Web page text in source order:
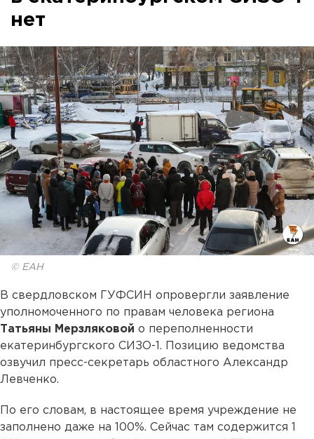
нет
© ЕАН
В свердловском ГУФСИН опровергли заявление
уполномоченного по правам человека региона
Татьяны Мерзляковой о переполненности
екатеринбургского СИЗО-1. Позицию ведомства
озвучил пресс-секретарь областного Александр
Левченко.
По его словам, в настоящее время учреждение не
заполнено даже на 100%. Сейчас там содержится 1